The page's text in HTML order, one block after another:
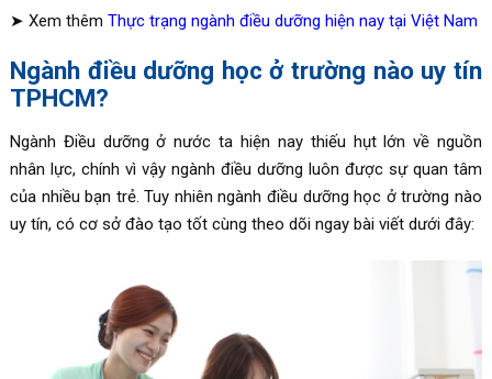
➤ Xem thêm Thực trạng ngành điều dưỡng hiện nay tại Việt Nam
Ngành điều dưỡng học ở trường nào uy tín
TPHCM?
Ngành Điều dưỡng ở nước ta hiện nay thiếu hụt lớn về nguồn
nhân lực, chính vì vậy ngành điều dưỡng luôn được sự quan tâm
của nhiều bạn trẻ. Tuy nhiên ngành điều dưỡng học ở trường nào
uy tín, có cơ sở đào tạo tốt cùng theo dõi ngay bài viết dưới đây: